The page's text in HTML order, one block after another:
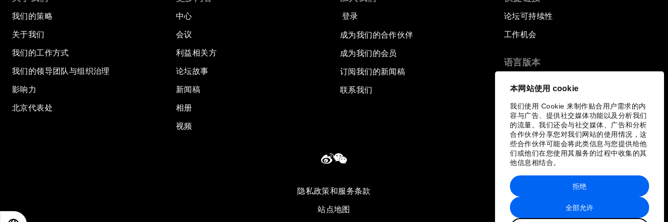
本网站使用 cookie
我们使用 Cookie 来制作贴合用户需求的内
容与广告、提供社交媒体功能以及分析我们
的流量。我们还会与社交媒体、广告和分析
合作伙伴分享您对我们网站的使用情况，这
些合作伙伴可能会将此类信息与您提供给他
们或他们在您使用其服务的过程中收集的其
他信息相结合。
全部允许
拒绝
我们的策略
关于我们
我们的工作方式
我们的领导团队与组织治理
影响力
北京代表处
中心
会议
利益相关方
论坛故事
新闻稿
相册
视频
登录
成为我们的合作伙伴
成为我们的会员
订阅我们的新闻稿
联系我们
论坛可持续性
工作机会
语言版本
隐私政策和服务条款
站点地图